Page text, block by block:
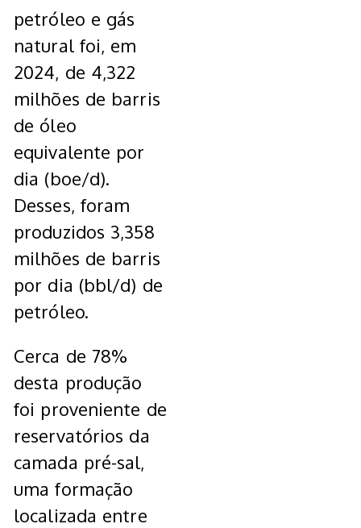
petróleo e gás
natural foi, em
2024, de 4,322
milhões de barris
de óleo
equivalente por
dia (boe/d).
Desses, foram
produzidos 3,358
milhões de barris
por dia (bbl/d) de
petróleo.
Cerca de 78%
desta produção
foi proveniente de
reservatórios da
camada pré-sal,
uma formação
localizada entre